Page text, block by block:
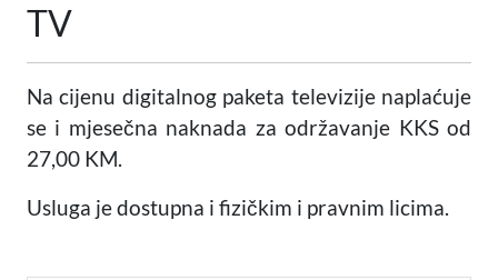
TV
Na cijenu digitalnog paketa televizije naplaćuje
se i mjesečna naknada za održavanje KKS od
27,00 KM.
Usluga je dostupna i fizičkim i pravnim licima.